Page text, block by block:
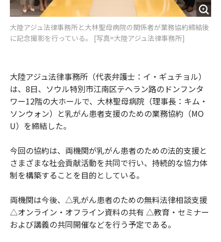
大陸アジュ法律事務所と大林聖母病院の関係者が業務協約締結後
に記念撮影を行っている。 [写真=大陸アジュ法律事務所]
大陸アジュ法律事務所（代表弁護士：イ・ギュチョル）
は、8日、ソウル特別市江南区テヘラン路のドンフンタ
ワー12階の大ホールで、大林聖母病院（理事長：キム・
ソンウォン）と乳がん患者支援のための業務協約（MO
U）を締結した。
今回の協約は、両機関が乳がん患者のための法的支援と
さまざまな社会貢献活動を共同で行い、持続的な協力体
制を構築することを目的としている。
両機関は今後、△乳がん患者のための無料法律相談支援
△オンライン・オフライン資料の共有 △教育・セミナー
および講義の共同開催などを行う予定である。